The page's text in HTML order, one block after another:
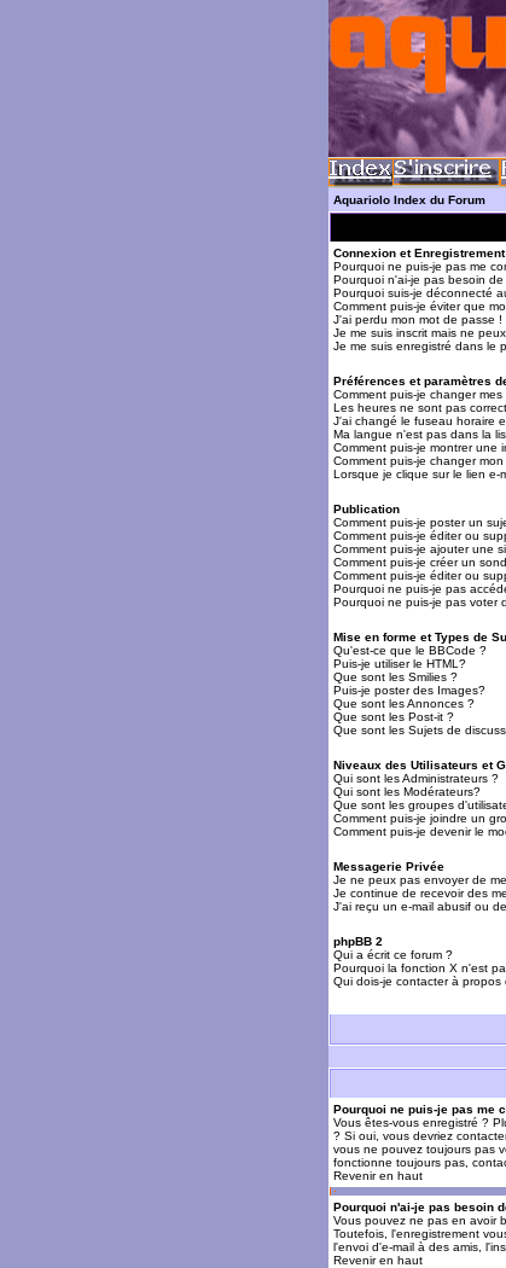
Aquariolo Index du Forum
Connexion et Enregistrement
Pourquoi ne puis-je pas me
Pourquoi n'ai-je pas besoin de
Pourquoi suis-je déconnecté
Comment puis-je éviter que
J'ai perdu mon mot de passe !
Je me suis inscrit mais ne
Je me suis enregistré dans le
Préférences et paramètres
Comment puis-je changer
Les heures ne sont pas
J'ai changé le fuseau horaire
Ma langue n'est pas dans la
Comment puis-je montrer une
Comment puis-je changer
Lorsque je clique sur le lien e-
Publication
Comment puis-je poster un
Comment puis-je éditer ou
Comment puis-je ajouter une
Comment puis-je créer un
Comment puis-je éditer ou
Pourquoi ne puis-je pas
Pourquoi ne puis-je pas voter
Mise en forme et Types de
Qu'est-ce que le BBCode ?
Puis-je utiliser le HTML?
Que sont les Smilies ?
Puis-je poster des Images?
Que sont les Annonces ?
Que sont les Post-it ?
Que sont les Sujets de
Niveaux des Utilisateurs et
Qui sont les Administrateurs ?
Qui sont les Modérateurs?
Que sont les groupes
Comment puis-je joindre un
Comment puis-je devenir le
Messagerie Privée
Je ne peux pas envoyer de
Je continue de recevoir des
J'ai reçu un e-mail abusif ou
phpBB 2
Qui a écrit ce forum ?
Pourquoi la fonction X n'est
Qui dois-je contacter à
Pourquoi ne puis-je pas me
Vous êtes-vous enregistré ?
? Si oui, vous devriez
vous ne pouvez toujours pas
fonctionne toujours pas,
Revenir en haut
Pourquoi n'ai-je pas besoin
Vous pouvez ne pas en avoir
Toutefois, l'enregistrement
l'envoi d'e-mail à des amis,
Revenir en haut